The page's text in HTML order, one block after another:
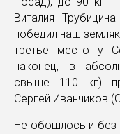
Виталия
победил наш
третье место у
наконец, в
свыше 110 кг)
Сергей Иванчиков
Не обошлось и без